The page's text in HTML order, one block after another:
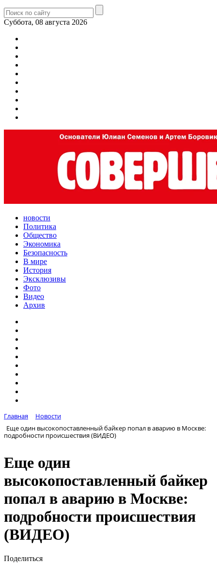
Суббота, 08 августа 2026
новости
Политика
Общество
Экономика
Безопасность
В мире
История
Эксклюзивы
Фото
Видео
Архив
Главная
Новости
Еще один высокопоставленный байкер попал в аварию в Москве:
подробности происшествия (ВИДЕО)
Еще один
высокопоставленный байкер
попал в аварию в Москве:
подробности происшествия
(ВИДЕО)
Поделиться